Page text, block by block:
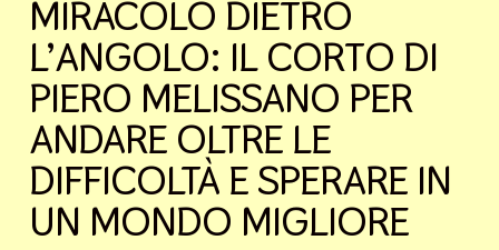
MIRACOLO DIETRO
L’ANGOLO: IL CORTO DI
PIERO MELISSANO PER
ANDARE OLTRE LE
DIFFICOLTÀ E SPERARE IN
UN MONDO MIGLIORE